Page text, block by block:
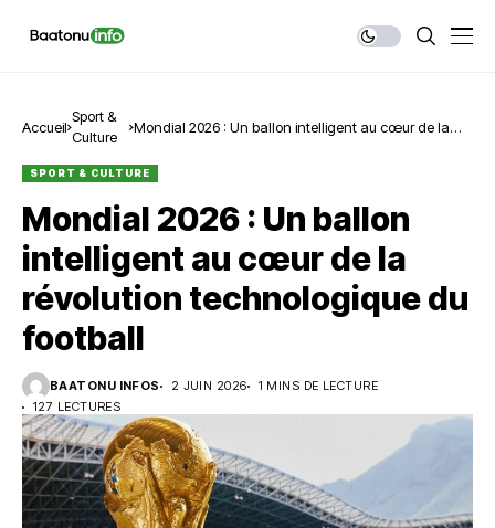
Accueil
Sport &
Culture
Mondial 2026 : Un ballon intelligent au cœur de la
SPORT & CULTURE
Mondial 2026 : Un ballon
intelligent au cœur de la
révolution technologique du
football
BAATONU INFOS 2 JUIN 2026
1 MINS DE LECTURE
127 LECTURES